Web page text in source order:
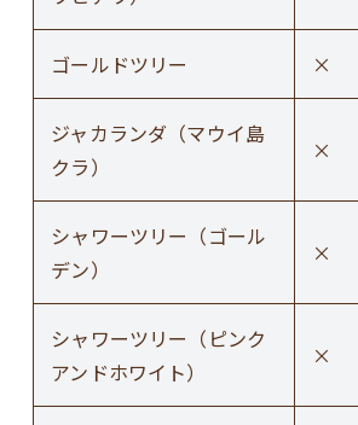
ゴールドツリー ×
ジャカランダ（マウイ島
クラ）
×
シャワーツリー（ゴール
デン）
×
シャワーツリー（ピンク
アンドホワイト）
×